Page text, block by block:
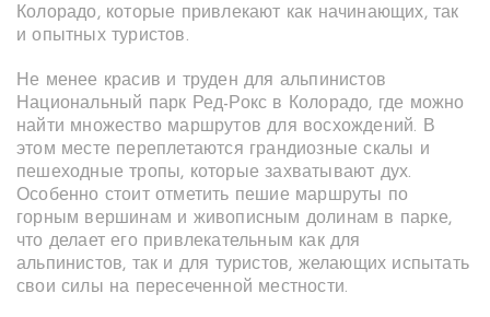
Колорадо, которые привлекают как начинающих, так
и опытных туристов.
Не менее красив и труден для альпинистов
Национальный парк Ред-Рокс в Колорадо, где можно
найти множество маршрутов для восхождений. В
этом месте переплетаются грандиозные скалы и
пешеходные тропы, которые захватывают дух.
Особенно стоит отметить пешие маршруты по
горным вершинам и живописным долинам в парке,
что делает его привлекательным как для
альпинистов, так и для туристов, желающих испытать
свои силы на пересеченной местности.